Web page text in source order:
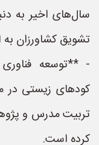
سال‌های اخیر به
تشویق کشاورزان
- **توسعه
کودهای زیستی در
تربیت مدرس و
کرده است.